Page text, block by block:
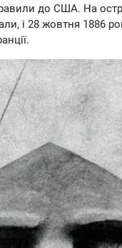
до США. На
і 28 жовтня 1886